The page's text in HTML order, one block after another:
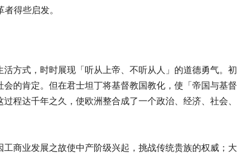
得些启发。
方式，时时展现「听从上帝、不听从人」的道德勇气。初
的肯定。但在君士坦丁将基督教国教化，使「帝国与基督
程达千年之久，使欧洲整合成了一个政治、经济、社会、
商业发展之故使中产阶级兴起，挑战传统贵族的权威；大